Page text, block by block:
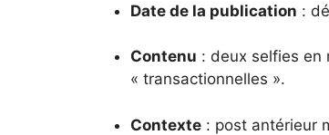
Date de la publication :
Contenu : deux selfies en
« transactionnelles ».
Contexte : post antérieur